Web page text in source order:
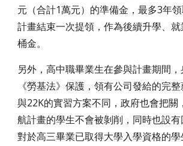
元（合計1萬元）的準備金，最多3年
計畫結束一次提領，作為後續升學、
桶金。
另外，高中職畢業生在參與計畫期間
《勞基法》保護，領有公司發給的完
與22K的實習方案不同，政府也會把關
航計畫的學生不會被剝削，同時也設有
對於高三畢業已取得大學入學資格的